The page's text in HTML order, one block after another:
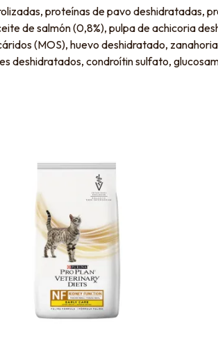
proteínas de pavo deshidratadas,
de salmón (0,8%), pulpa de achicoria
(MOS), huevo deshidratado,
deshidratados, condroítin sulfato,